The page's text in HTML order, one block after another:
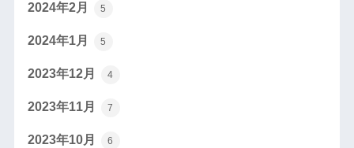
2024年2月 5
2024年1月 5
2023年12月 4
2023年11月 7
2023年10月 6